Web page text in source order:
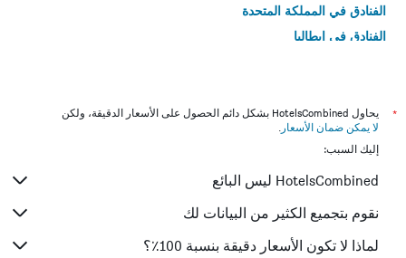
الفنادق في المملكة المتحدة
الفنادق في إيطاليا
*
يحاول HotelsCombined بشكل دائم الحصول على الأسعار الدقيقة، ولكن
لا يمكن ضمان الأسعار .
إليك السبب:
HotelsCombined ليس البائع
نقوم بتجميع الكثير من البيانات لك
لماذا لا تكون الأسعار دقيقة بنسبة 100٪؟